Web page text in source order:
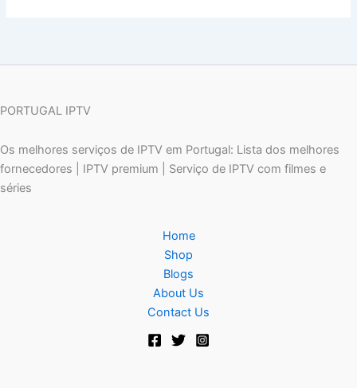
PORTUGAL IPTV
Os melhores serviços de IPTV em Portugal: Lista dos melhores
fornecedores | IPTV premium | Serviço de IPTV com filmes e
séries
Home
Shop
Blogs
About Us
Contact Us